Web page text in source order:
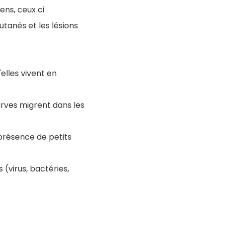
ceux ci
et les lésions
vivent en
migrent dans les
de petits
(virus, bactéries,